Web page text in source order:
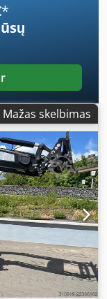
*
Mažas skelbimas